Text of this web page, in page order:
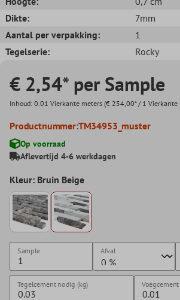
Dikte:
7mm
Aantal per verpakking:
1
Tegelserie:
Rocky
€ 2,54* per Sample
Inhoud: 0.01 Vierkante meters (€ 254,00* / 1 Vierkante
Productnummer:TM34953_muster
Op voorraad
Aflevertijd 4-6 werkdagen
Kleur: Bruin Beige
Sample Afval
Tegelcement nodig (kg)